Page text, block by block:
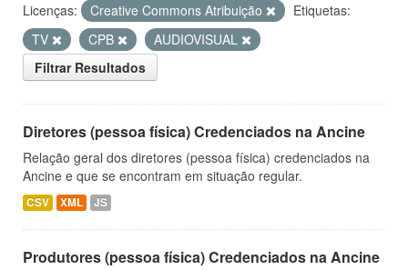
Licenças: Creative Commons Atribuição
Etiquetas:
TV
CPB
AUDIOVISUAL
Filtrar Resultados
Diretores (pessoa física) Credenciados na Ancine
Relação geral dos diretores (pessoa física) credenciados na
Ancine e que se encontram em situação regular.
CSV XML JS
Produtores (pessoa física) Credenciados na Ancine